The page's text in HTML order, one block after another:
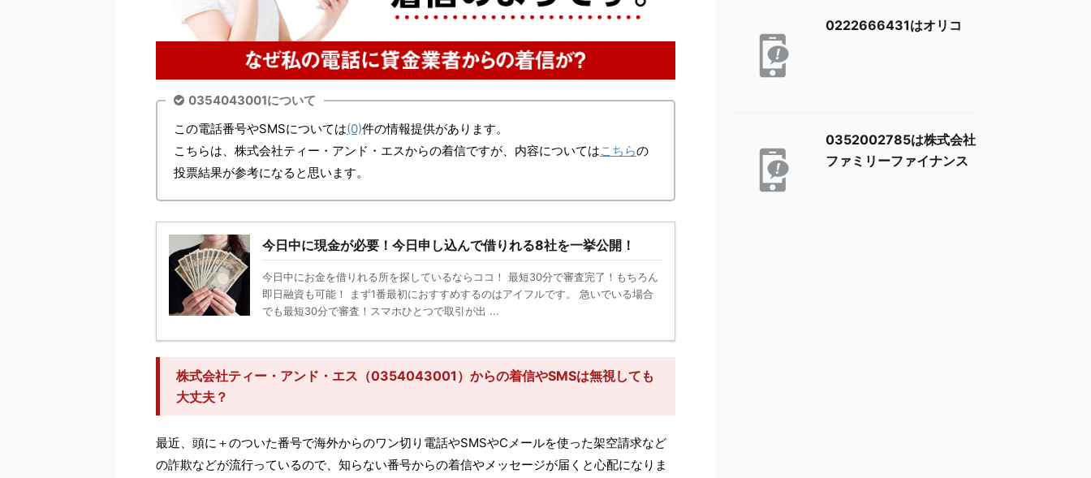
0354043001について
この電話番号やSMSについては(0)件の情報提供があります。
こちらは、株式会社ティー・アンド・エスからの着信ですが、内容についてはこちらの
投票結果が参考になると思います。
今日中に現金が必要！今日申し込んで借りれる8社を一挙公開！
今日中にお金を借りれる所を探しているならココ！ 最短30分で審査完了！もちろん
即日融資も可能！ まず1番最初におすすめするのはアイフルです。 急いでいる場合
でも最短30分で審査！スマホひとつで取引が出 ...
株式会社ティー・アンド・エス（0354043001）からの着信やSMSは無視しても
大丈夫？
最近、頭に＋のついた番号で海外からのワン切り電話やSMSやCメールを使った架空請求など
の詐欺などが流行っているので、知らない番号からの着信やメッセージが届くと心配になりま
0222666431はオリコ
0352002785は株式会社
ファミリーファイナンス